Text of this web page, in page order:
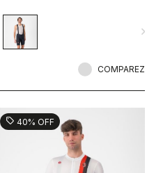
COMPAREZ
sell 40% OFF